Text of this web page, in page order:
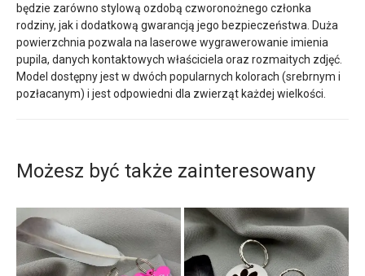
będzie zarówno stylową ozdobą czworonożnego członka
rodziny, jak i dodatkową gwarancją jego bezpieczeństwa. Duża
powierzchnia pozwala na laserowe wygrawerowanie imienia
pupila, danych kontaktowych właściciela oraz rozmaitych zdjęć.
Model dostępny jest w dwóch popularnych kolorach (srebrnym i
pozłacanym) i jest odpowiedni dla zwierząt każdej wielkości.
Możesz być także zainteresowany